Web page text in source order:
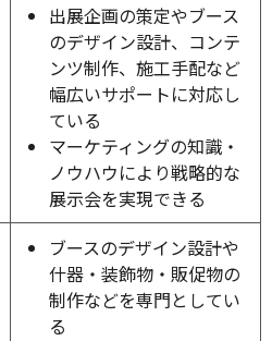
出展企画の策定やブース
のデザイン設計、コンテ
ンツ制作、施工手配など
幅広いサポートに対応し
ている
マーケティングの知識・
ノウハウにより戦略的な
展示会を実現できる
ブースのデザイン設計や
什器・装飾物・販促物の
制作などを専門としてい
る